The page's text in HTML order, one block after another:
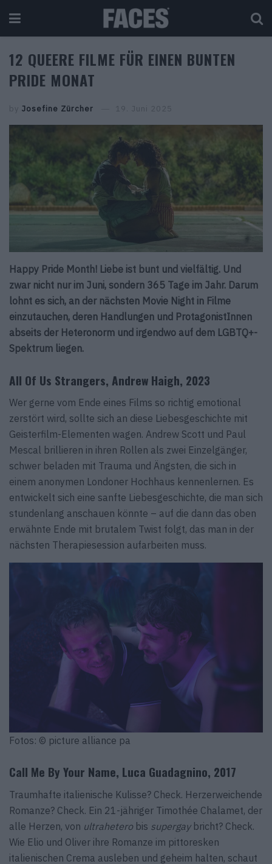
12 QUEERE FILME FÜR EINEN BUNTEN
PRIDE MONAT
by Josefine Zürcher 19. Juni 2025
Happy Pride Month! Liebe ist bunt und vielfältig. Und
zwar nicht nur im Juni, sondern 365 Tage im Jahr. Darum
lohnt es sich, an der nächsten Movie Night in Filme
einzutauchen, deren Handlungen und ProtagonistInnen
abseits der Heteronorm und irgendwo auf dem LGBTQ+-
Spektrum liegen.
All Of Us Strangers, Andrew Haigh, 2023
Wer gerne vom Ende eines Films so richtig emotional
zerstört wird, sollte sich an diese Liebesgeschichte mit
Geisterfilm-Elementen wagen. Andrew Scott und Paul
Mescal brillieren in ihren Rollen als zwei Einzelgänger,
schwer beladen mit Trauma und Ängsten, die sich in
einem anonymen Londoner Hochhaus kennenlernen. Es
entwickelt sich eine sanfte Liebesgeschichte, die man sich
stundenlang anschauen könnte – auf die dann das oben
erwähnte Ende mit brutalem Twist folgt, das man in der
nächsten Therapiesession aufarbeiten muss.
Fotos: © picture alliance pa
Call Me By Your Name, Luca Guadagnino, 2017
Traumhafte italienische Kulisse? Check. Herzerweichende
Romanze? Check. Ein 21-jähriger Timothée Chalamet, der
alle Herzen, von ultrahetero bis supergaybricht? Check.
Wie Elio und Oliver ihre Romanze im pittoresken
italienischen Crema ausleben und geheim halten, schaut